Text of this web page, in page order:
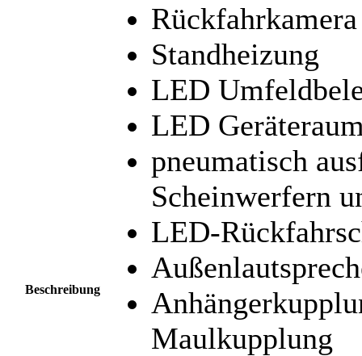
Beschreibung
Rückfahrkamera
Standheizung
LED
LED
pneumatisch
Scheinwerfern
LED-
Maulkupplung